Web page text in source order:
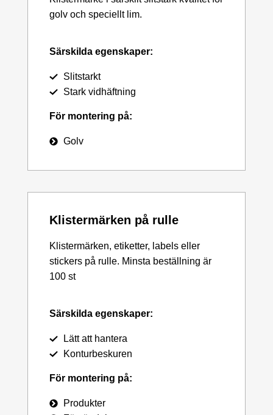
golv och speciellt lim.
Särskilda egenskaper:
Slitstarkt
Stark vidhäftning
För montering på:
Golv
Klistermärken på rulle
Klistermärken, etiketter, labels eller
stickers på rulle. Minsta beställning är
100 st
Särskilda egenskaper:
Lätt att hantera
Konturbeskuren
För montering på:
Produkter